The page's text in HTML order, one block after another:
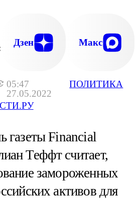
05:47
27.05.2022
ПОЛИТИКА
Дзен Макс
газеты Financial
Теффт считает,
замороженных
активов для